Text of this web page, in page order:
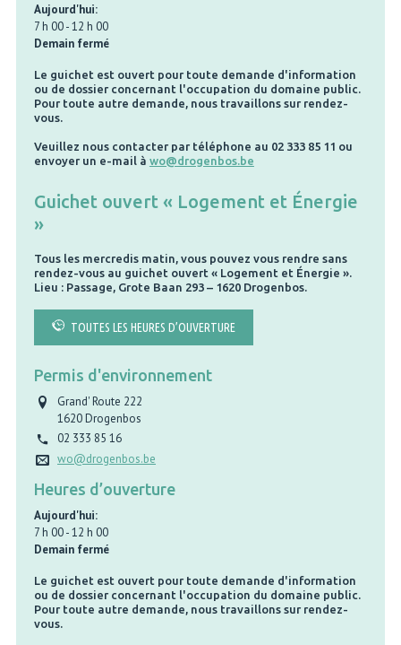
Aujourd'hui:
7 h 00-12 h 00
Demain fermé
Le guichet est ouvert pour toute demande d'information
ou de dossier concernant l'occupation du domaine public.
Pour toute autre demande, nous travaillons sur rendez-
vous.
Veuillez nous contacter par téléphone au 02 333 85 11 ou
envoyer un e-mail à wo@drogenbos.be
Guichet ouvert « Logement et Énergie
»
Tous les mercredis matin, vous pouvez vous rendre sans
rendez-vous au guichet ouvert « Logement et Énergie ».
Lieu : Passage, Grote Baan 293 – 1620 Drogenbos.
TOUTES LES HEURES D’OUVERTURE
Permis d'environnement
Grand' Route 222
1620Drogenbos
02 333 85 16
wo@drogenbos.be
Heures d’ouverture
Aujourd'hui:
7 h 00-12 h 00
Demain fermé
Le guichet est ouvert pour toute demande d'information
ou de dossier concernant l'occupation du domaine public.
Pour toute autre demande, nous travaillons sur rendez-
vous.